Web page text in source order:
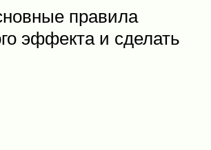
правила
эффекта и сделать